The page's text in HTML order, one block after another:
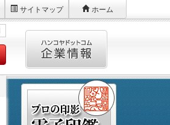
サイトマップ ホーム